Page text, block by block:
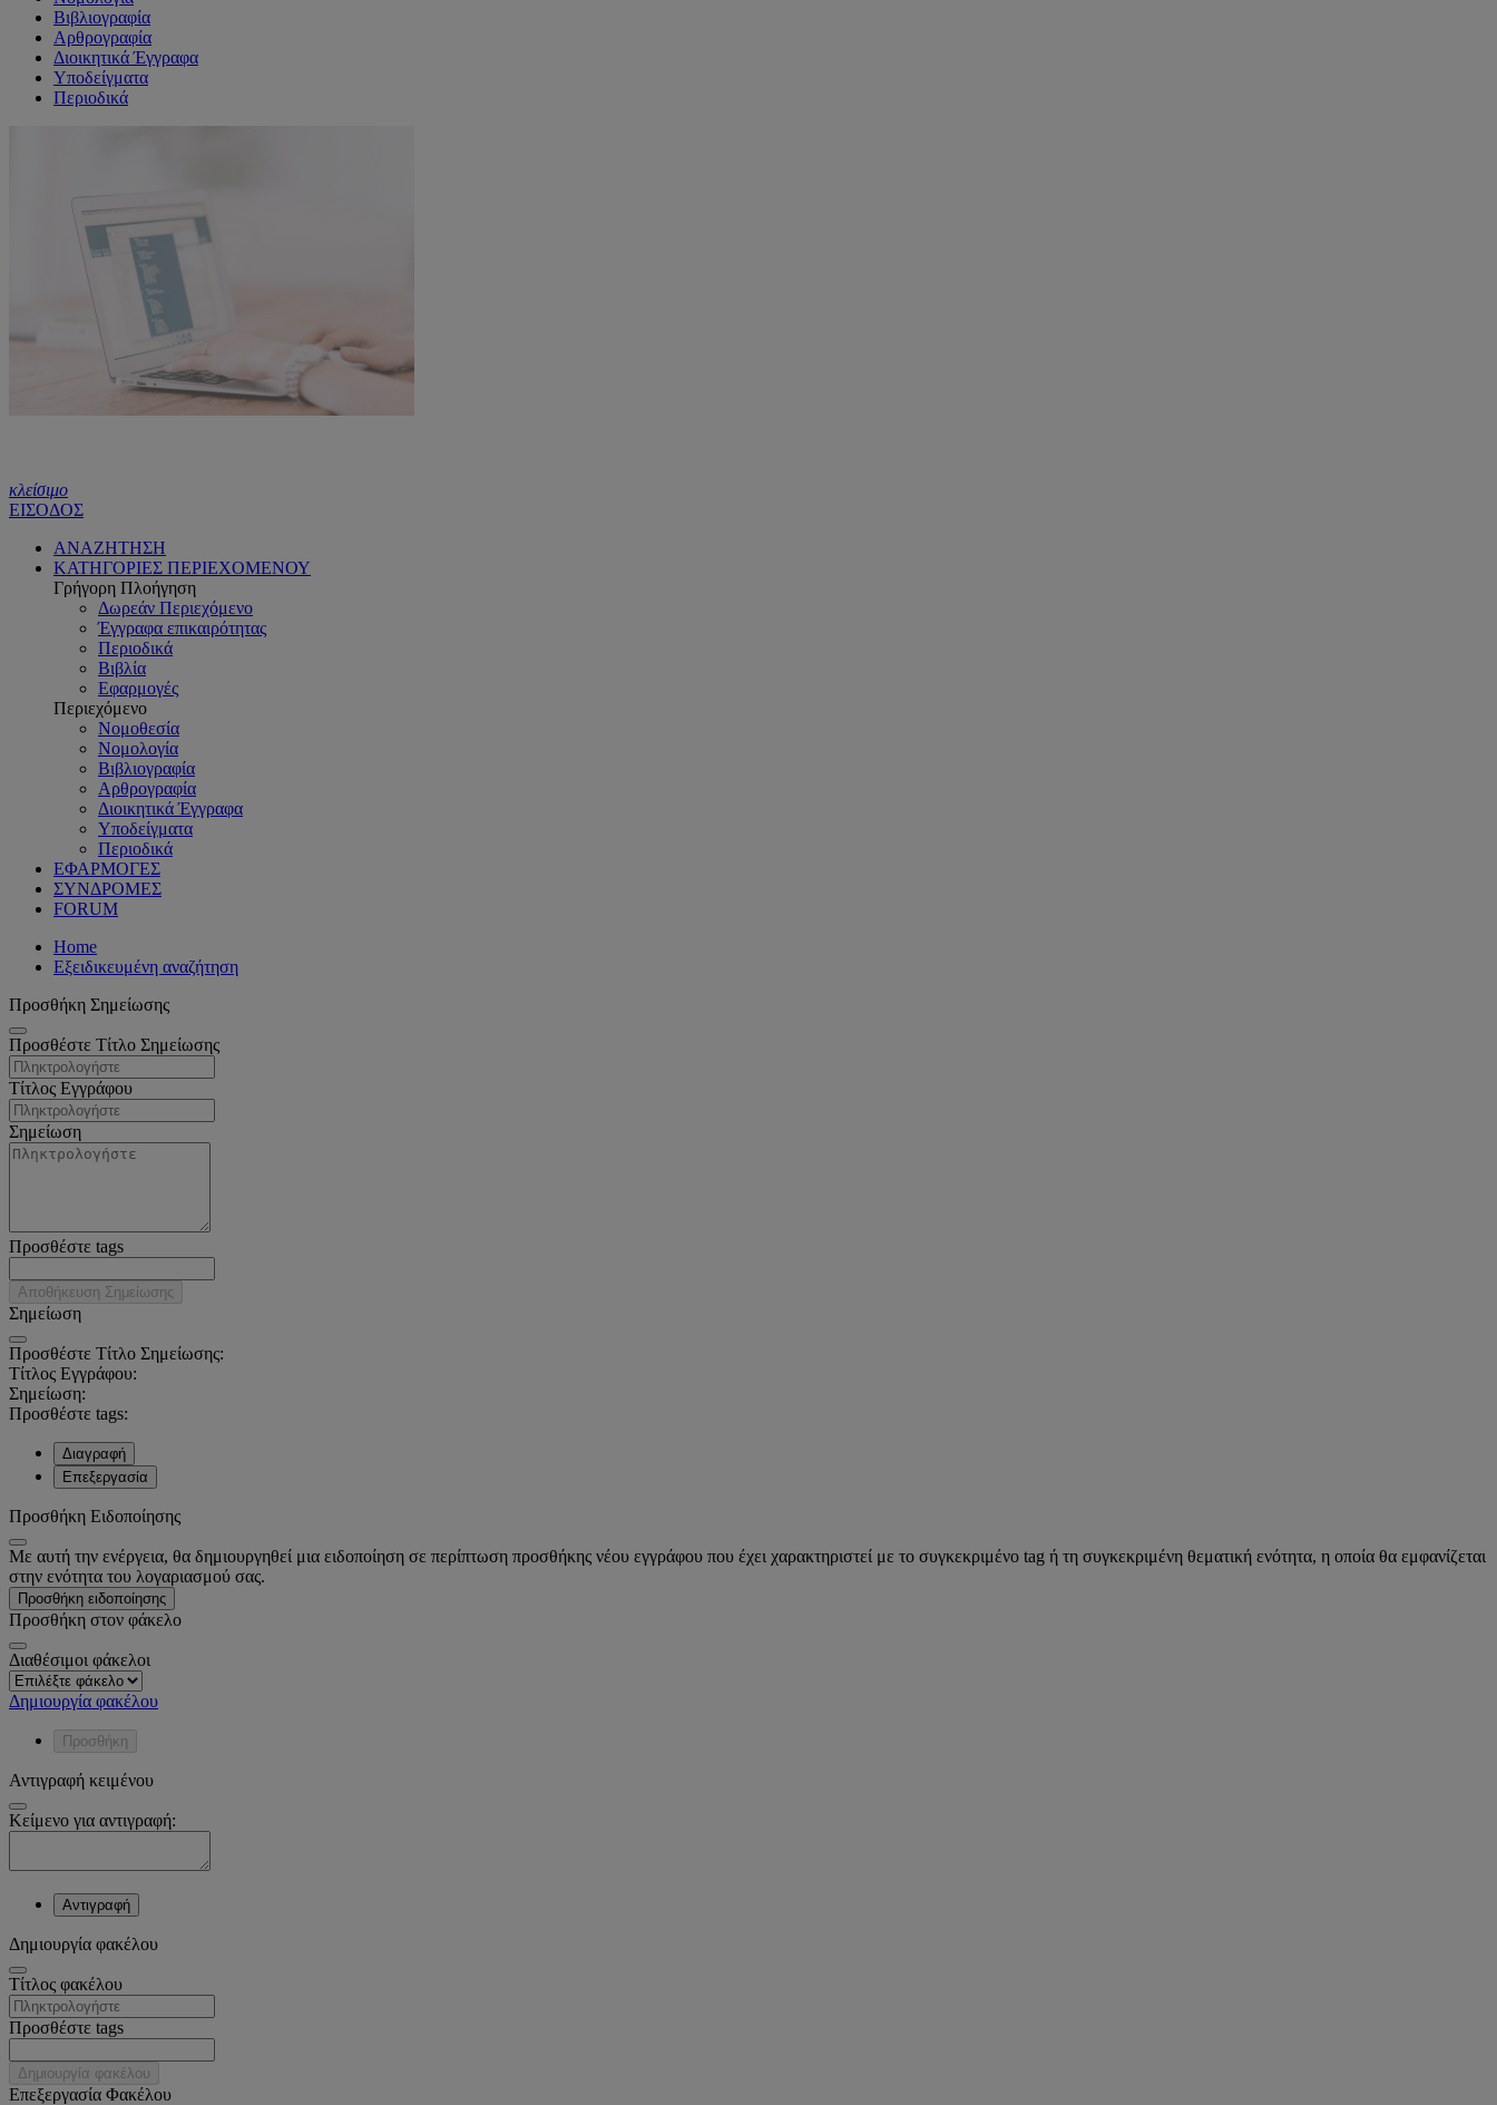
Βιβλιογραφία
Αρθρογραφία
Διοικητικά Έγγραφα
Υποδείγματα
Περιοδικά
κλείσιμο
ΕΙΣΟΔΟΣ
ΑΝΑΖΗΤΗΣΗ
ΚΑΤΗΓΟΡΙΕΣ ΠΕΡΙΕΧΟΜΕΝΟΥ
Γρήγορη Πλοήγηση
Δωρεάν Περιεχόμενο
Έγγραφα επικαιρότητας
Περιοδικά
Βιβλία
Εφαρμογές
Περιεχόμενο
Νομοθεσία
Νομολογία
Βιβλιογραφία
Αρθρογραφία
Διοικητικά Έγγραφα
Υποδείγματα
Περιοδικά
ΕΦΑΡΜΟΓΕΣ
ΣΥΝΔΡΟΜΕΣ
FORUM
Home
Εξειδικευμένη αναζήτηση
Προσθήκη Σημείωσης
Προσθέστε Τίτλο Σημείωσης
Τίτλος Εγγράφου
Σημείωση
Προσθέστε tags
Αποθήκευση Σημείωσης
Σημείωση
Προσθέστε Τίτλο Σημείωσης:
Τίτλος Εγγράφου:
Σημείωση:
Προσθέστε tags:
Διαγραφή
Επεξεργασία
Προσθήκη Ειδοποίησης
Με αυτή την ενέργεια, θα δημιουργηθεί μια ειδοποίηση σε περίπτωση προσθήκης νέου εγγράφου που έχει χαρακτηριστεί με το συγκεκριμένο tag ή τη συγκεκριμένη θεματική ενότητα, η οποία θα εμφανίζεται
στην ενότητα του λογαριασμού σας.
Προσθήκη ειδοποίησης
Προσθήκη στον φάκελο
Διαθέσιμοι φάκελοι
Δημιουργία φακέλου
Προσθήκη
Αντιγραφή κειμένου
Κείμενο για αντιγραφή:
Αντιγραφή
Δημιουργία φακέλου
Tίτλος φακέλου
Προσθέστε tags
Δημιουργία φακέλου
Επεξεργασία Φακέλου